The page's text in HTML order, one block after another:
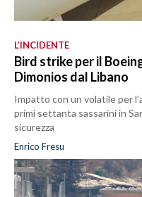
L’INCIDENTE
Bird strike per il
Dimonios dal Libano
Impatto con un volatile per
primi settanta sassarini in
sicurezza
Enrico Fresu